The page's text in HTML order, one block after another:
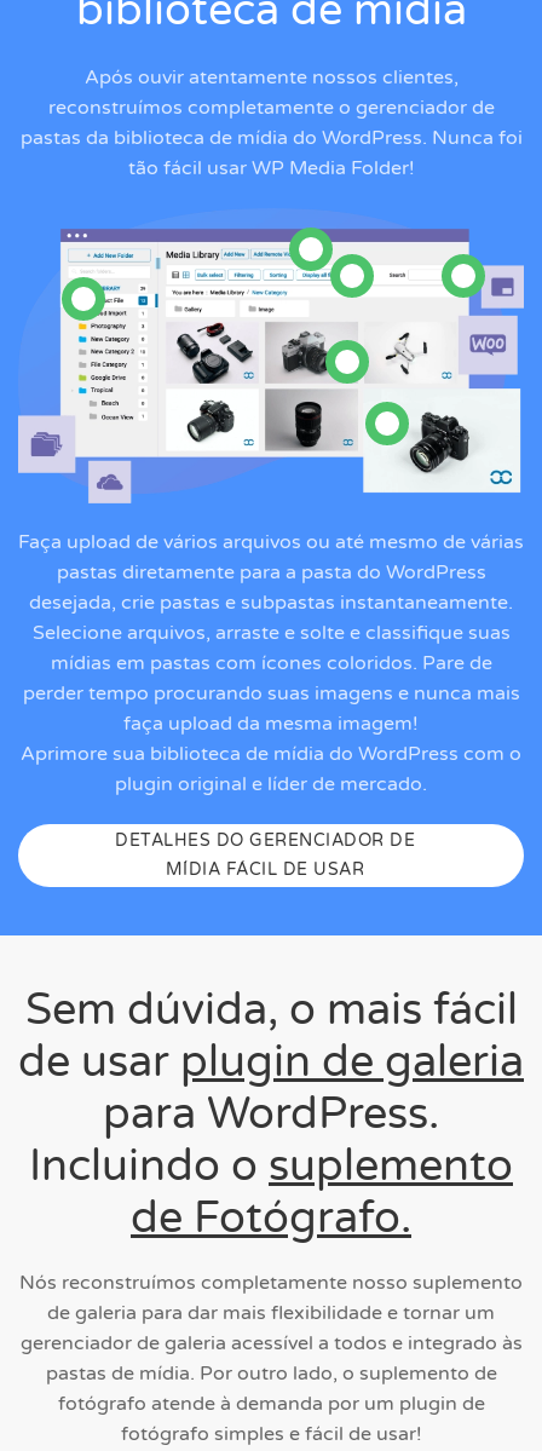
Após ouvir atentamente nossos clientes,
reconstruímos completamente o gerenciador de
pastas da biblioteca de mídia do WordPress. Nunca foi
tão fácil usar WP Media Folder!
Faça upload de vários arquivos ou até mesmo de várias
pastas diretamente para a pasta do WordPress
desejada, crie pastas e subpastas instantaneamente.
Selecione arquivos, arraste e solte e classifique suas
mídias em pastas com ícones coloridos. Pare de
perder tempo procurando suas imagens e nunca mais
faça upload da mesma imagem!
Aprimore sua biblioteca de mídia do WordPress com o
plugin original e líder de mercado.
DETALHES DO GERENCIADOR DE
MÍDIA FÁCIL DE USAR
Sem dúvida, o mais fácil
de usar plugin de galeria
para WordPress.
Incluindo o suplemento
de Fotógrafo.
Nós reconstruímos completamente nosso suplemento
de galeria para dar mais flexibilidade e tornar um
gerenciador de galeria acessível a todos e integrado às
pastas de mídia. Por outro lado, o suplemento de
fotógrafo atende à demanda por um plugin de
fotógrafo simples e fácil de usar!